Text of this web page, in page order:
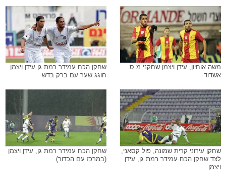
משה אוחיון, עידן ויצמן שחקני מ.ס.
אשדוד
שחקן הכח עמידר רמת גן עידן ויצמן
חוגג שער עם ברק בדש
שחקן עירוני קרית שמונה, פול קסאני,
לצד שחקן הכח עמידר רמת גן, עידן
ויצמן
שחקן הכח עמידר רמת גן, עידן ויצמן
(במרכז עם הכדור)